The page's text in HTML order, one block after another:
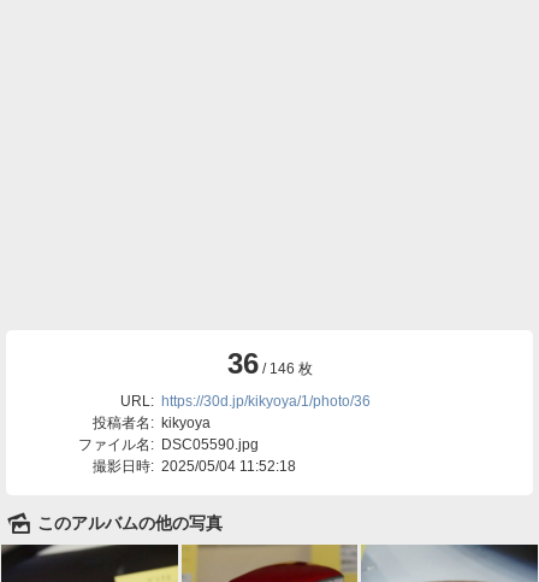
36 / 146 枚
URL: https://30d.jp/kikyoya/1/photo/36
投稿者名: kikyoya
ファイル名: DSC05590.jpg
撮影日時: 2025/05/04 11:52:18
🌄 このアルバムの他の写真